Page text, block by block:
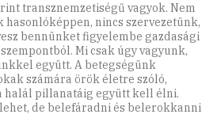
transznemzetiségű vagyok. Nem
hasonlóképpen, nincs szervezetünk,
bennünket figyelembe gazdasági
Mi csak úgy vagyunk,
együtt. A betegségünk
számára örök életre szóló,
halál pillanatáig együtt kell élni.
de belefáradni és belerokkanni